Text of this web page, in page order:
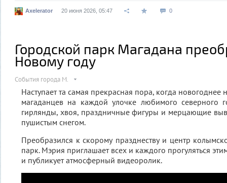
Axelerator 20 июня 2026, 05:47 0
Городской парк Магадана
Новому году
События города М.
Наступает та самая прекрасная пора, когда новогоднее
магаданцев на каждой улочке любимого северного
гирлянды, хвоя, праздничные фигуры и мерцающие
пушистым снегом.
Преобразился к скорому празднеству и центр
парк. Мэрия приглашает всех и каждого прогуляться
и публикует атмосферный видеоролик.